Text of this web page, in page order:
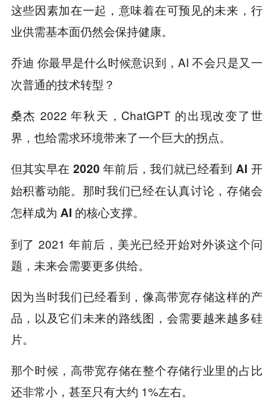
这些因素加在一起，意味着在可预见的未来，行
业供需基本面仍然会保持健康。
乔迪你最早是什么时候意识到，AI 不会只是又一
次普通的技术转型？
桑杰 2022 年秋天，ChatGPT 的出现改变了世
界，也给需求环境带来了一个巨大的拐点。
但其实早在 2020 年前后，我们就已经看到 AI 开
始积蓄动能。那时我们已经在认真讨论，存储会
怎样成为 AI 的核心支撑。
到了 2021 年前后，美光已经开始对外谈这个问
题，未来会需要更多供给。
因为当时我们已经看到，像高带宽存储这样的产
品，以及它们未来的路线图，会需要越来越多硅
片。
那个时候，高带宽存储在整个存储行业里的占比
还非常小，甚至只有大约 1%左右。